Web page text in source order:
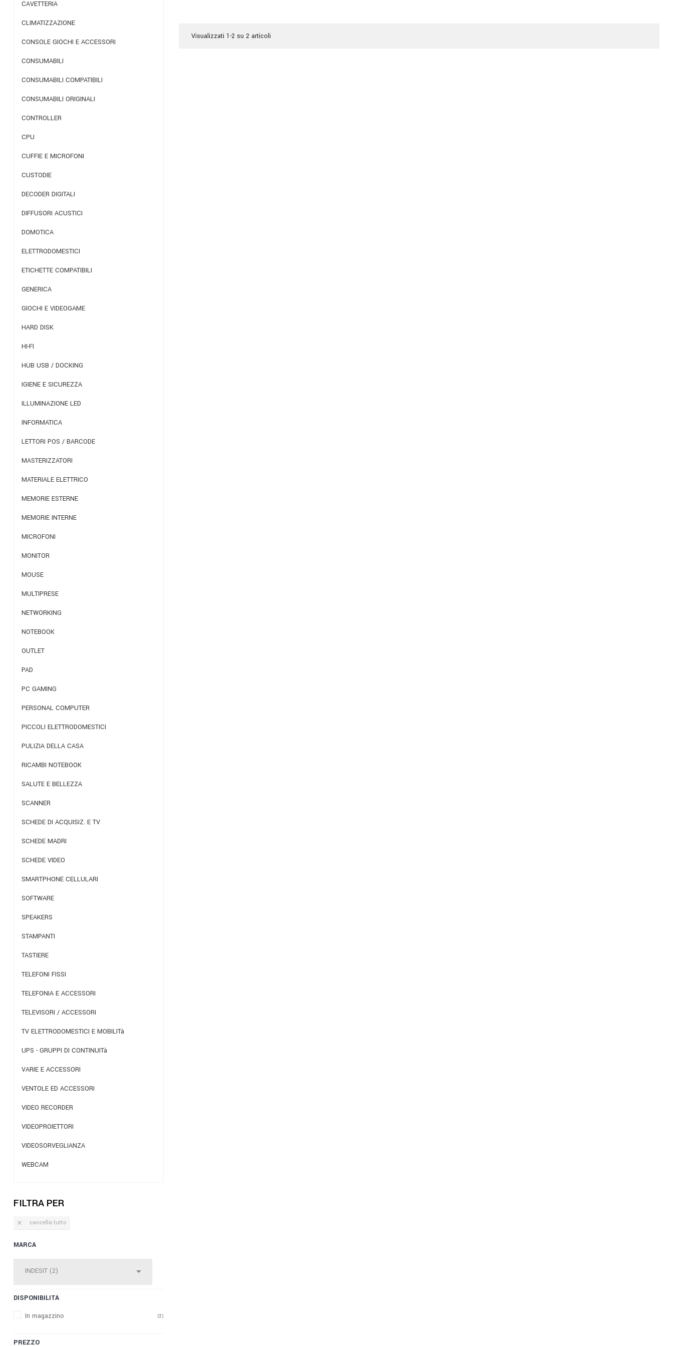
CAVETTERIA
CLIMATIZZAZIONE
CONSOLE GIOCHI E ACCESSORI
CONSUMABILI
CONSUMABILI COMPATIBILI
CONSUMABILI ORIGINALI
CONTROLLER
CPU
CUFFIE E MICROFONI
CUSTODIE
DECODER DIGITALI
DIFFUSORI ACUSTICI
DOMOTICA
ELETTRODOMESTICI
ETICHETTE COMPATIBILI
GENERICA
GIOCHI E VIDEOGAME
HARD DISK
HI-FI
HUB USB / DOCKING
IGIENE E SICUREZZA
ILLUMINAZIONE LED
INFORMATICA
LETTORI POS / BARCODE
MASTERIZZATORI
MATERIALE ELETTRICO
MEMORIE ESTERNE
MEMORIE INTERNE
MICROFONI
MONITOR
MOUSE
MULTIPRESE
NETWORKING
NOTEBOOK
OUTLET
PAD
PC GAMING
PERSONAL COMPUTER
PICCOLI ELETTRODOMESTICI
PULIZIA DELLA CASA
RICAMBI NOTEBOOK
SALUTE E BELLEZZA
SCANNER
SCHEDE DI ACQUISIZ. E TV
SCHEDE MADRI
SCHEDE VIDEO
SMARTPHONE CELLULARI
SOFTWARE
SPEAKERS
STAMPANTI
TASTIERE
TELEFONI FISSI
TELEFONIA E ACCESSORI
TELEVISORI / ACCESSORI
TV ELETTRODOMESTICI E MOBILITà
UPS - GRUPPI DI CONTINUITà
VARIE E ACCESSORI
VENTOLE ED ACCESSORI
VIDEO RECORDER
VIDEOPROIETTORI
VIDEOSORVEGLIANZA
WEBCAM
FILTRA PER
 cancella tutto
MARCA
INDESIT (2) 
DISPONIBILITÀ
In magazzino
(2)
PREZZO
Visualizzati 1-2 su 2 articoli